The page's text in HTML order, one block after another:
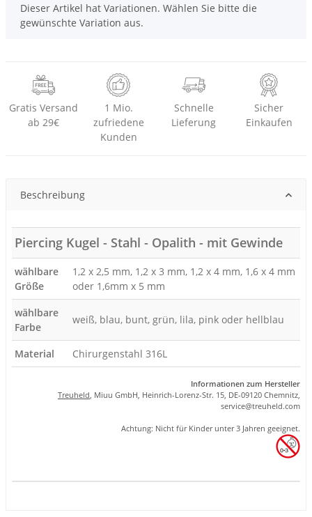
x
Dieser Artikel hat Variationen. Wählen Sie bitte die
gewünschte Variation aus.
Gratis Versand
ab 29€
1 Mio.
zufriedene
Kunden
Schnelle
Lieferung
Sicher
Einkaufen
Beschreibung
Piercing Kugel - Stahl - Opalith - mit Gewinde
wählbare
Größe
1,2 x 2,5 mm, 1,2 x 3 mm, 1,2 x 4 mm, 1,6 x 4 mm
oder 1,6mm x 5 mm
wählbare
Farbe
weiß, blau, bunt, grün, lila, pink oder hellblau
Material Chirurgenstahl 316L
Informationen zum Hersteller
Treuheld, Miuu GmbH, Heinrich-Lorenz-Str. 15, DE-09120 Chemnitz,
service@treuheld.com
Achtung: Nicht für Kinder unter 3 Jahren geeignet.